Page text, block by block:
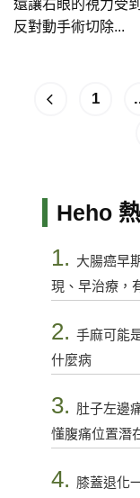
還讓右眼的視力受
反對動手術切除...
1
Heho
1. 大腸癌早
現、早治療，
2. 手麻可能
什麼病
3. 肚子左邊
懂腹痛位置潛
4. 膝蓋退化